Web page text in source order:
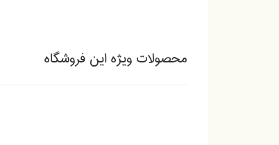
محصولات ویژه این فروشگاه